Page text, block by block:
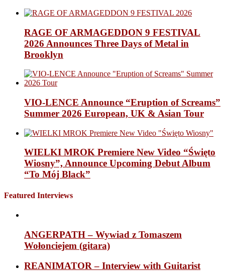
RAGE OF ARMAGEDDON 9 FESTIVAL
2026 Announces Three Days of Metal in
Brooklyn
VIO-LENCE Announce “Eruption of Screams”
Summer 2026 European, UK & Asian Tour
WIELKI MROK Premiere New Video “Święto
Wiosny”, Announce Upcoming Debut Album
“To Mój Black”
Featured Interviews
ANGERPATH – Wywiad z Tomaszem
Wołonciejem (gitara)
REANIMATOR – Interview with Guitarist